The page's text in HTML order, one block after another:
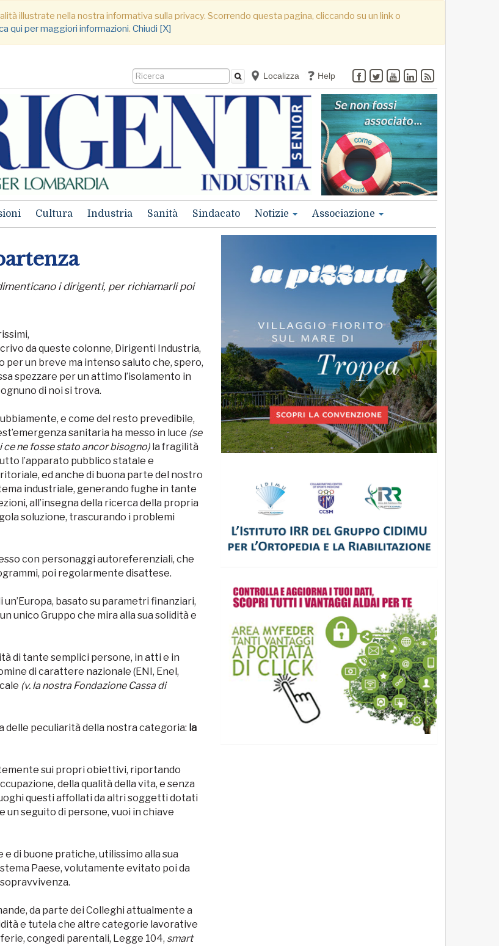
illustrate nella nostra informativa sulla privacy. Scorrendo questa pagina, cliccando su un link o
qui per maggiori informazioni. Chiudi [X]
Localizza Help
Cultura Industria Sanità Sindacato Notizie Associazione
i dirigenti, per richiamarli poi
da queste colonne, Dirigenti Industria,
per un breve ma intenso saluto che, spero,
spezzare per un attimo l’isolamento in
di noi si trova.
e come del resto prevedibile,
sanitaria ha messo in luce (se
ce ne fosse stato ancor bisogno) la fragilità
l’apparato pubblico statale e
ed anche di buona parte del nostro
industriale, generando fughe in tante
all’insegna della ricerca della propria
soluzione, trascurando i problemi
con personaggi autoreferenziali, che
poi regolarmente disattese.
basato su parametri finanziari,
unico Gruppo che mira alla sua solidità e
di tante semplici persone, in atti e in
di carattere nazionale (ENI, Enel,
(v. la nostra Fondazione Cassa di
delle peculiarità della nostra categoria: la
sui propri obiettivi, riportando
della qualità della vita, e senza
questi affollati da altri soggetti dotati
seguito di persone, vuoi in chiave
di buone pratiche, utilissimo alla sua
Paese, volutamente evitato poi da
da parte dei Colleghi attualmente a
e tutela che altre categorie lavorative
congedi parentali, Legge 104, smart